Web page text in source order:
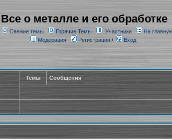
Все о металле и его обработке
Свежие темы Горячие Темы Участники
На
Модерация
Регистрация/ Вход
Темы Сообщения